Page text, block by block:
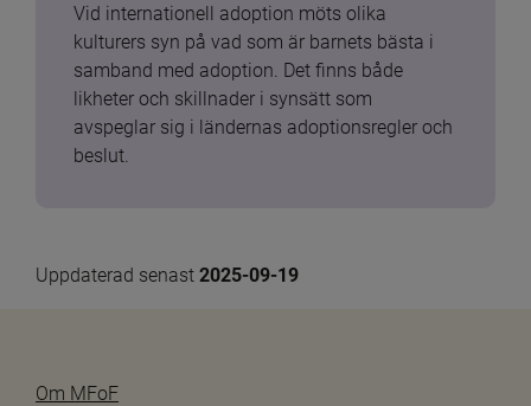
Vid internationell adoption möts olika
kulturers syn på vad som är barnets bästa i
samband med adoption. Det finns både
likheter och skillnader i synsätt som
avspeglar sig i ländernas adoptionsregler och
beslut.
Uppdaterad senast 2025-09-19
Om MFoF